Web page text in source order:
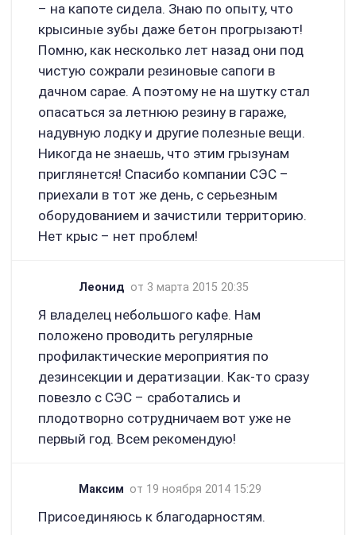
– на капоте сидела. Знаю по опыту, что
крысиные зубы даже бетон прогрызают!
Помню, как несколько лет назад они под
чистую сожрали резиновые сапоги в
дачном сарае. А поэтому не на шутку стал
опасаться за летнюю резину в гараже,
надувную лодку и другие полезные вещи.
Никогда не знаешь, что этим грызунам
приглянется! Спасибо компании СЭС –
приехали в тот же день, с серьезным
оборудованием и зачистили территорию.
Нет крыс – нет проблем!
Леонид от 3 марта 2015 20:35
Я владелец небольшого кафе. Нам
положено проводить регулярные
профилактические мероприятия по
дезинсекции и дератизации. Как-то сразу
повезло с СЭС – сработались и
плодотворно сотрудничаем вот уже не
первый год. Всем рекомендую!
Максим от 19 ноября 2014 15:29
Присоединяюсь к благодарностям.